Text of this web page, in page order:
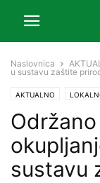
Naslovnica
u sustavu zaštite
AKTUALNO
sustavu